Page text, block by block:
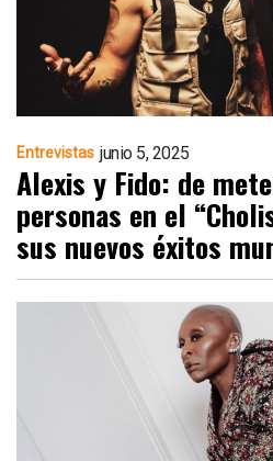
Entrevistas junio 5, 2025
Alexis y Fido: de
personas en el
sus nuevos éxitos